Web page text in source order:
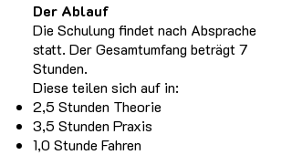
Der Ablauf
Die Schulung findet nach Absprache
statt. Der Gesamtumfang beträgt 7
Stunden.
Diese teilen sich auf in:
2,5 Stunden Theorie
3,5 Stunden Praxis
1,0 Stunde Fahren